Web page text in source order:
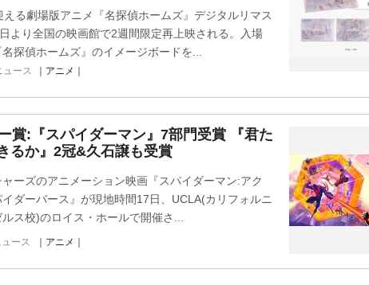
る劇場版アニメ『名探偵ホームズ』デジタルリマス
より全国の映画館で2週間限定再上映される。入場
探偵ホームズ』のイメージボードを...
ュース ｜アニメ｜
賞:『スパイダーマン』7部門受賞 『君た
るか』2冠&久石譲も受賞
ーズのアニメーション映画『スパイダーマン:アク
ダーバース』が現地時間17日、UCLA(カリフォルニ
ス校)のロイス・ホールで開催さ...
ュース ｜アニメ｜